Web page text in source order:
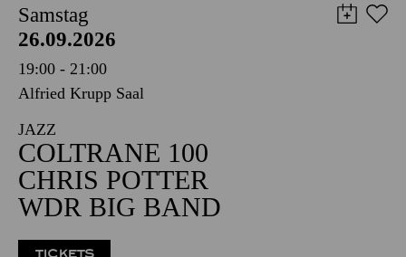
Samstag
26.09.2026
19:00 - 21:00
Alfried Krupp Saal
JAZZ
COLTRANE 100
CHRIS POTTER
WDR BIG BAND
TICKETS